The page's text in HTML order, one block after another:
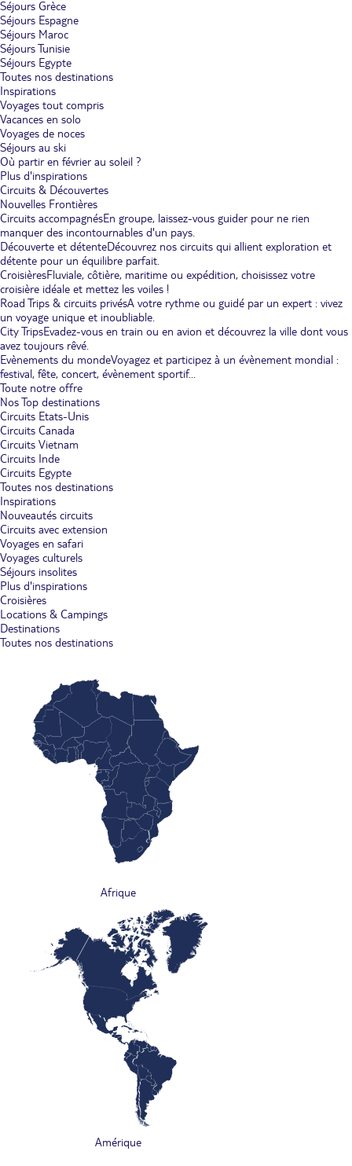
Séjours Grèce
Séjours Espagne
Séjours Maroc
Séjours Tunisie
Séjours Egypte
Toutes nos destinations
Inspirations
Voyages tout compris
Vacances en solo
Voyages de noces
Séjours au ski
Où partir en février au soleil ?
Plus d'inspirations
Circuits & Découvertes
Nouvelles Frontières
Circuits accompagnésEn groupe, laissez-vous guider pour ne rien
manquer des incontournables d'un pays.
Découverte et détenteDécouvrez nos circuits qui allient exploration et
détente pour un équilibre parfait.
CroisièresFluviale, côtière, maritime ou expédition, choisissez votre
croisière idéale et mettez les voiles !
Road Trips & circuits privésA votre rythme ou guidé par un expert : vivez
un voyage unique et inoubliable.
City TripsEvadez-vous en train ou en avion et découvrez la ville dont vous
avez toujours rêvé.
Evènements du mondeVoyagez et participez à un évènement mondial :
festival, fête, concert, évènement sportif...
Toute notre offre
Nos Top destinations
Circuits Etats-Unis
Circuits Canada
Circuits Vietnam
Circuits Inde
Circuits Egypte
Toutes nos destinations
Inspirations
Nouveautés circuits
Circuits avec extension
Voyages en safari
Voyages culturels
Séjours insolites
Plus d'inspirations
Croisières
Locations & Campings
Destinations
Toutes nos destinations
Afrique
Amérique